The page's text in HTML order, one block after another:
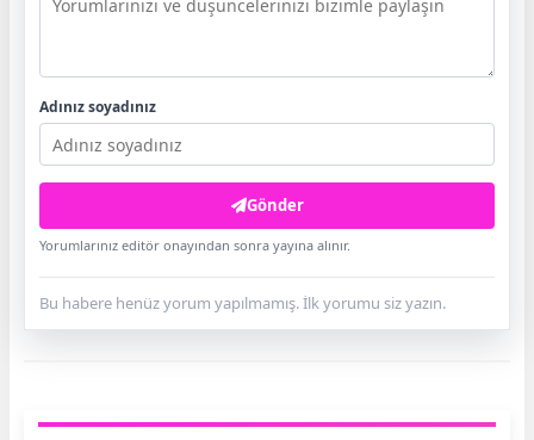
Adınız soyadınız
Gönder
Yorumlarınız editör onayından sonra yayına alınır.
Bu habere henüz yorum yapılmamış. İlk yorumu siz yazın.